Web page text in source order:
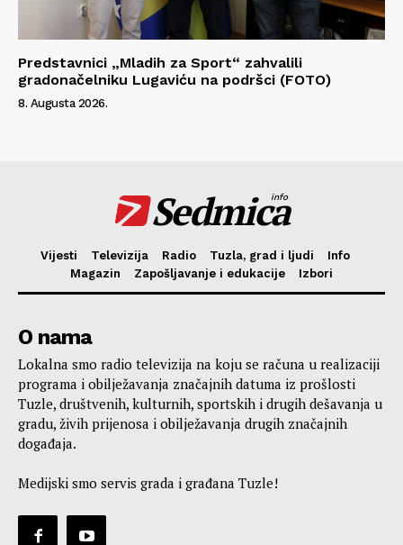
Predstavnici „Mladih za Sport“ zahvalili
gradonačelniku Lugaviću na podršci (FOTO)
8. Augusta 2026.
Sedmica
info
Vijesti Televizija Radio Tuzla, grad i ljudi
Info
Magazin
Zapošljavanje i edukacije Izbori
O nama
Lokalna smo radio televizija na koju se računa u realizaciji
programa i obilježavanja značajnih datuma iz prošlosti
Tuzle, društvenih, kulturnih, sportskih i drugih dešavanja u
gradu, živih prijenosa i obilježavanja drugih značajnih
događaja.
Medijski smo servis grada i građana Tuzle!